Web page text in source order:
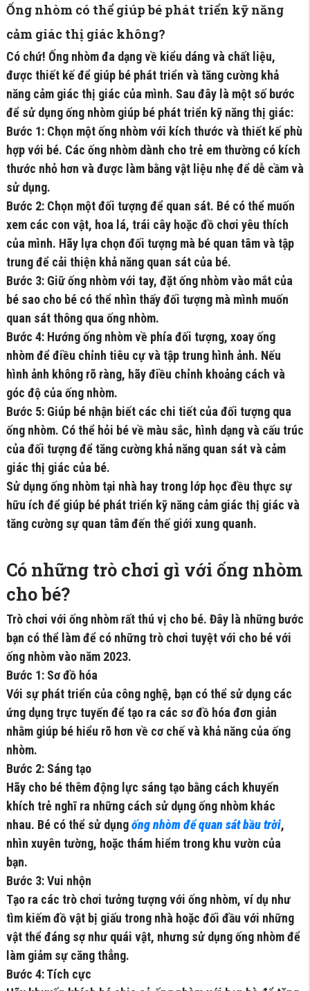
Ống nhòm có thể giúp bé phát triển kỹ năng
cảm giác thị giác không?
Có chứ! Ống nhòm đa dạng về kiểu dáng và chất liệu,
được thiết kế để giúp bé phát triển và tăng cường khả
năng cảm giác thị giác của mình. Sau đây là một số bước
để sử dụng ống nhòm giúp bé phát triển kỹ năng thị giác:
Bước 1: Chọn một ống nhòm với kích thước và thiết kế phù
hợp với bé. Các ống nhòm dành cho trẻ em thường có kích
thước nhỏ hơn và được làm bằng vật liệu nhẹ để dễ cầm và
sử dụng.
Bước 2: Chọn một đối tượng để quan sát. Bé có thể muốn
xem các con vật, hoa lá, trái cây hoặc đồ chơi yêu thích
của mình. Hãy lựa chọn đối tượng mà bé quan tâm và tập
trung để cải thiện khả năng quan sát của bé.
Bước 3: Giữ ống nhòm với tay, đặt ống nhòm vào mắt của
bé sao cho bé có thể nhìn thấy đối tượng mà mình muốn
quan sát thông qua ống nhòm.
Bước 4: Hướng ống nhòm về phía đối tượng, xoay ống
nhòm để điều chỉnh tiêu cự và tập trung hình ảnh. Nếu
hình ảnh không rõ ràng, hãy điều chỉnh khoảng cách và
góc độ của ống nhòm.
Bước 5: Giúp bé nhận biết các chi tiết của đối tượng qua
ống nhòm. Có thể hỏi bé về màu sắc, hình dạng và cấu trúc
của đối tượng để tăng cường khả năng quan sát và cảm
giác thị giác của bé.
Sử dụng ống nhòm tại nhà hay trong lớp học đều thực sự
hữu ích để giúp bé phát triển kỹ năng cảm giác thị giác và
tăng cường sự quan tâm đến thế giới xung quanh.
Có những trò chơi gì với ống nhòm
cho bé?
Trò chơi với ống nhòm rất thú vị cho bé. Đây là những bước
bạn có thể làm để có những trò chơi tuyệt với cho bé với
ống nhòm vào năm 2023.
Bước 1: Sơ đồ hóa
Với sự phát triển của công nghệ, bạn có thể sử dụng các
ứng dụng trực tuyến để tạo ra các sơ đồ hóa đơn giản
nhằm giúp bé hiểu rõ hơn về cơ chế và khả năng của ống
nhòm.
Bước 2: Sáng tạo
Hãy cho bé thêm động lực sáng tạo bằng cách khuyến
khích trẻ nghĩ ra những cách sử dụng ống nhòm khác
nhau. Bé có thể sử dụngống nhòm để quan sát bầu trời,
nhìn xuyên tường, hoặc thám hiểm trong khu vườn của
bạn.
Bước 3: Vui nhộn
Tạo ra các trò chơi tưởng tượng với ống nhòm, ví dụ như
tìm kiếm đồ vật bị giấu trong nhà hoặc đối đầu với những
vật thể đáng sợ như quái vật, nhưng sử dụng ống nhòm để
làm giảm sự căng thẳng.
Bước 4: Tích cực